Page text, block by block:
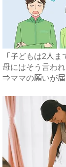
「子どもは2人ま
母にはそう言わ
⇒ママの願いが届